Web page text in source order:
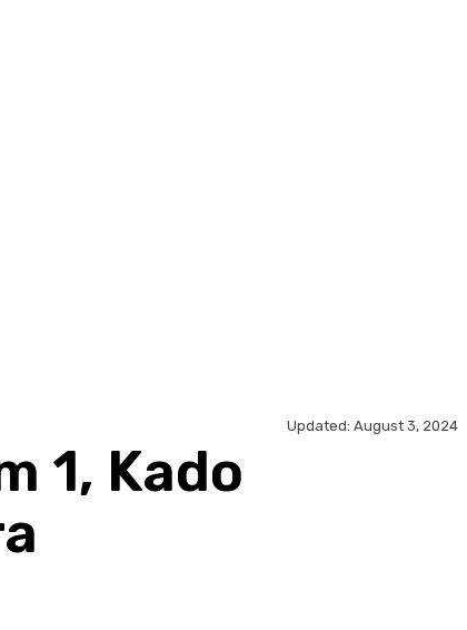
Updated: August 3, 2024
1, Kado